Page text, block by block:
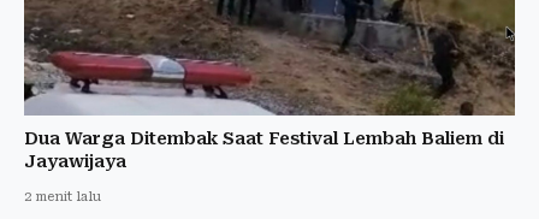
Dua Warga Ditembak Saat Festival Lembah Baliem di
Jayawijaya
2 menit lalu